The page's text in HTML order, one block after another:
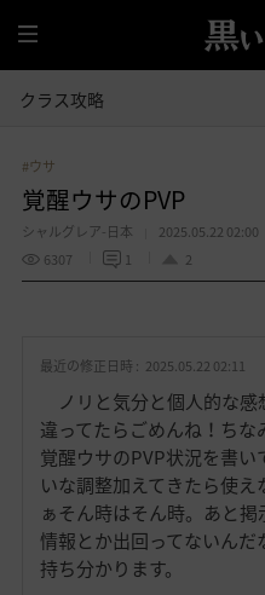
全
体
クラス攻略
#ウサ
覚醒ウサのPVP
シャルグレア-日本
2025.05.22 02:00
6307
1 2
最近の修正日時 : 2025.05.22 02:11
ノリと気分と個人的な感
違ってたらごめんね！ち
覚醒ウサのPVP状況を書
いな調整加えてきたら使
ぁそん時はそん時。あと
情報とか出回ってないん
持ち分かります。